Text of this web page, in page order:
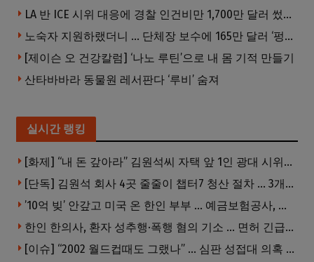
LA 반 ICE 시위 대응에 경찰 인건비만 1,700만 달러 썼다.
노숙자 지원하랬더니 … 단체장 보수에 165만 달러 ‘펑펑’
[제이슨 오 건강칼럼] ‘나노 루틴’으로 내 몸 기적 만들기
산타바바라 동물원 레서판다 ‘루비’ 숨져
실시간 랭킹
[화제] “내 돈 갚아라” 김원석씨 자택 앞 1인 광대 시위 … 한인 투자사, “108만 달러 못받아”
[단독] 김원석 회사 4곳 줄줄이 챕터7 청산 절차 … 3개 법인 같은 날 동시 파산 신청
’10억 빚’ 안갚고 미국 온 한인 부부 … 예금보험공사, 미국서 소송
한인 한의사, 환자 성추행·폭행 혐의 기소 … 면허 긴급정지
[이슈] “2002 월드컵때도 그랬나” … 심판 성접대 의혹 해외로 일파만파, 4강 신화까지 불똥